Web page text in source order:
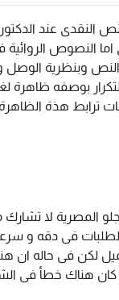
النقدى عند
اما النصوص
وبنظرية الوصل
بوصفه ظاهرة
ترابط هذة
المصرية لا
فى دقه و سرعة
لكن فى حاله ان
كان هناك خطأ فى